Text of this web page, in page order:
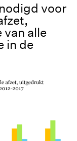
voor
alle
in de